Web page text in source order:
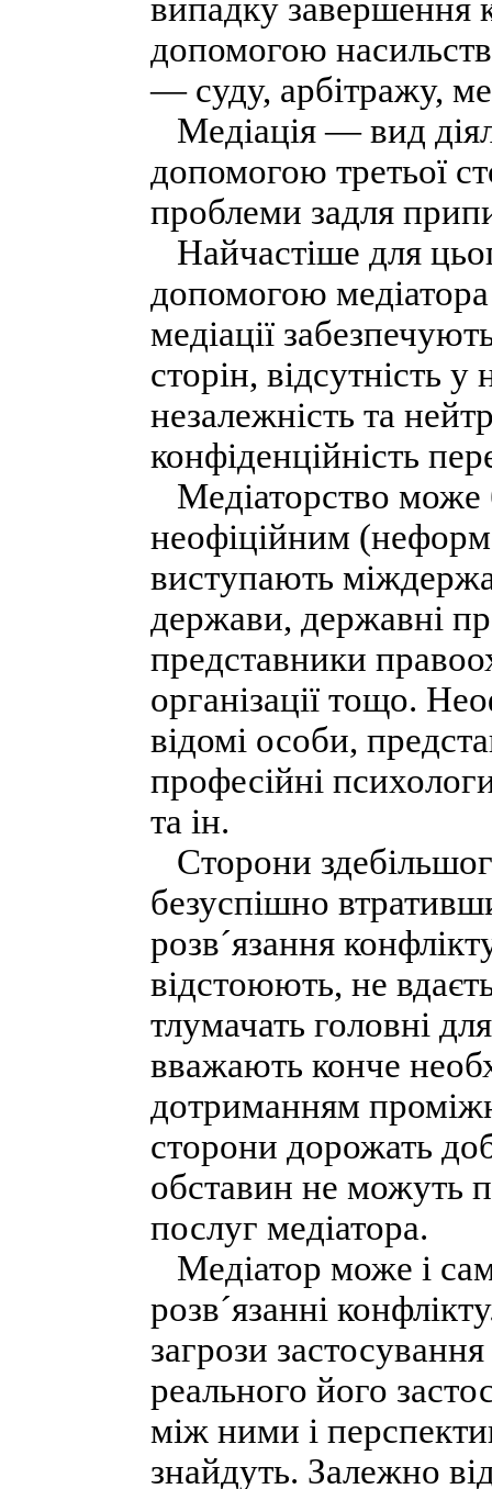
випадку завершення
допомогою
— суду, арбітражу,
Медіація — вид
допомогою третьої
проблеми задля
Найчастіше для
допомогою
медіації
сторін, відсутність
незалежність та
конфіденційність
Медіаторство може
неофіційним
виступають
держави, державні
представники
організації тощо.
відомі особи,
професійні
та ін.
Сторони
безуспішно
розв´язання
відстоюють, не
тлумачать головні
вважають конче
дотриманням
сторони дорожать
обставин не можуть
послуг медіатора.
Медіатор може і
розв´язанні
загрози
реального його
між ними і
знайдуть. Залежно